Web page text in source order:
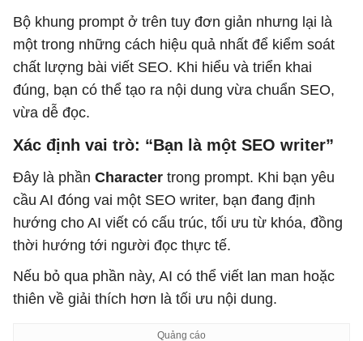
Bộ khung prompt ở trên tuy đơn giản nhưng lại là
một trong những cách hiệu quả nhất để kiểm soát
chất lượng bài viết SEO. Khi hiểu và triển khai
đúng, bạn có thể tạo ra nội dung vừa chuẩn SEO,
vừa dễ đọc.
Xác định vai trò: “Bạn là một SEO writer”
Đây là phần Character trong prompt. Khi bạn yêu
cầu AI đóng vai một SEO writer, bạn đang định
hướng cho AI viết có cấu trúc, tối ưu từ khóa, đồng
thời hướng tới người đọc thực tế.
Nếu bỏ qua phần này, AI có thể viết lan man hoặc
thiên về giải thích hơn là tối ưu nội dung.